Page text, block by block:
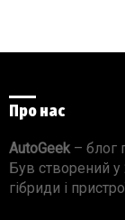
Про нас
AutoGeek– блог
Був створений у
гібриди і